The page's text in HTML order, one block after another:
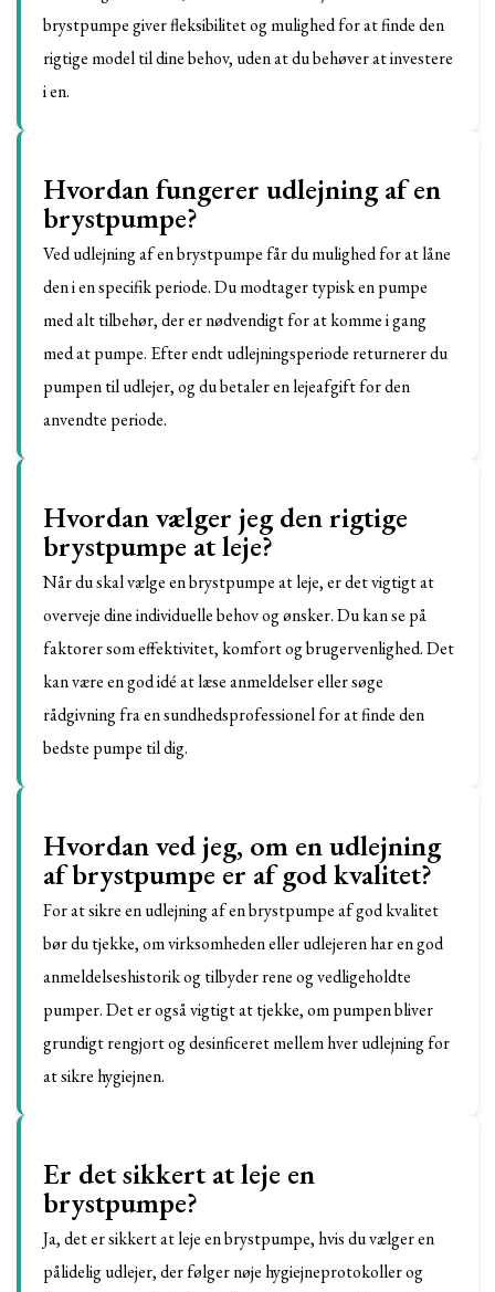
brystpumpe giver fleksibilitet og mulighed for at finde den
rigtige model til dine behov, uden at du behøver at investere
i en.
Hvordan fungerer udlejning af en
brystpumpe?
Ved udlejning af en brystpumpe får du mulighed for at låne
den i en specifik periode. Du modtager typisk en pumpe
med alt tilbehør, der er nødvendigt for at komme i gang
med at pumpe. Efter endt udlejningsperiode returnerer du
pumpen til udlejer, og du betaler en lejeafgift for den
anvendte periode.
Hvordan vælger jeg den rigtige
brystpumpe at leje?
Når du skal vælge en brystpumpe at leje, er det vigtigt at
overveje dine individuelle behov og ønsker. Du kan se på
faktorer som effektivitet, komfort og brugervenlighed. Det
kan være en god idé at læse anmeldelser eller søge
rådgivning fra en sundhedsprofessionel for at finde den
bedste pumpe til dig.
Hvordan ved jeg, om en udlejning
af brystpumpe er af god kvalitet?
For at sikre en udlejning af en brystpumpe af god kvalitet
bør du tjekke, om virksomheden eller udlejeren har en god
anmeldelseshistorik og tilbyder rene og vedligeholdte
pumper. Det er også vigtigt at tjekke, om pumpen bliver
grundigt rengjort og desinficeret mellem hver udlejning for
at sikre hygiejnen.
Er det sikkert at leje en
brystpumpe?
Ja, det er sikkert at leje en brystpumpe, hvis du vælger en
pålidelig udlejer, der følger nøje hygiejneprotokoller og